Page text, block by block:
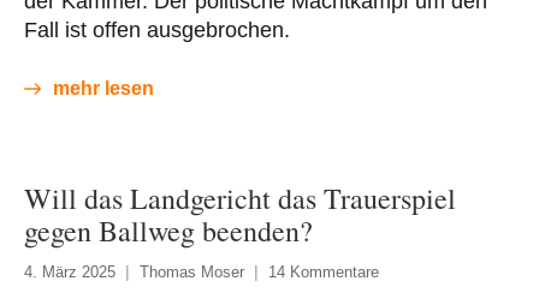
Fall ist offen ausgebrochen.
mehr lesen
Will das Landgericht das Trauerspiel
gegen Ballweg beenden?
4. März 2025 Thomas Moser 14 Kommentare